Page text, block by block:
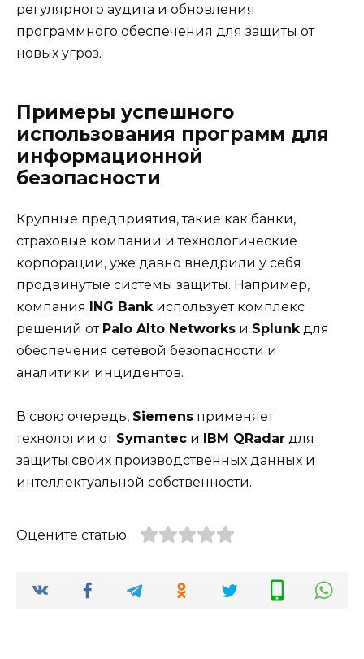
регулярного аудита и обновления
программного обеспечения для защиты от
новых угроз.
Примеры успешного
использования программ для
информационной
безопасности
Крупные предприятия, такие как банки,
страховые компании и технологические
корпорации, уже давно внедрили у себя
продвинутые системы защиты. Например,
компания ING Bank использует комплекс
решений от Palo Alto Networks и Splunk для
обеспечения сетевой безопасности и
аналитики инцидентов.
В свою очередь, Siemens применяет
технологии от Symantec и IBM QRadar для
защиты своих производственных данных и
интеллектуальной собственности.
Оцените статью